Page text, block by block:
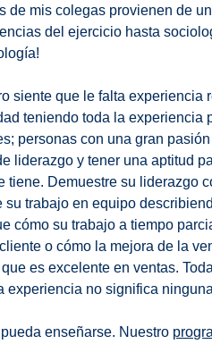
de mis colegas provienen de
del ejercicio hasta
siente que le falta experiencia
teniendo toda la experiencia
personas con una gran
liderazgo y tener una aptitud
Demuestre su liderazgo
trabajo en equipo
cómo su trabajo a tiempo
o cómo la mejora de la
es excelente en ventas.
no significa
enseñarse. Nuestro